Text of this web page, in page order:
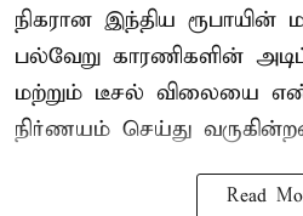
நிகரான இந்திய ரூபாயின்
பல்வேறு காரணிகளின்
மற்றும் டீசல் விலையை
நிர்ணயம் செய்து
Read